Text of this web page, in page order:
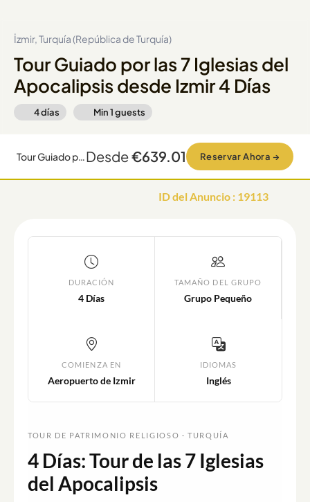
İzmir, Turquía (República de Turquía)
Tour Guiado por las 7 Iglesias del
Apocalipsis desde Izmir 4 Días
4 días Min1guests
Tour Guiado por las 7 Iglesias del Apocalipsis desde Izmir 4 DíasDesde€639.01 Reservar Ahora →
ID del Anuncio : 19113
DURACIÓN
4 Días
TAMAÑO DEL GRUPO
Grupo Pequeño
COMIENZA EN
Aeropuerto de Izmir
IDIOMAS
Inglés
TOUR DE PATRIMONIO RELIGIOSO · TURQUÍA
4 Días: Tour de las 7 Iglesias
del Apocalipsis